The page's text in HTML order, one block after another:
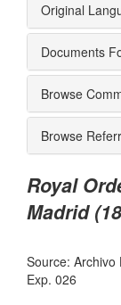
Original
Documents
Browse
Browse
Royal
Madrid
Source: Archivo
Exp. 026